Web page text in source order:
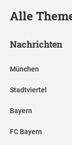
Alle
Nachrichten
München
Stadtviertel
Bayern
FC Bayern